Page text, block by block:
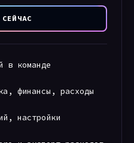
в команде
финансы, расходы
настройки